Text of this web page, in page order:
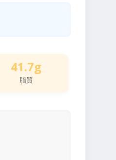
41.7g
脂質